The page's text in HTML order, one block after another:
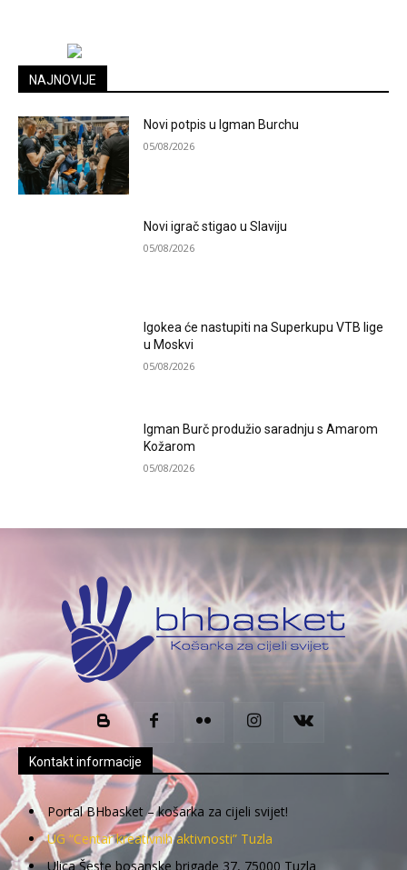
NAJNOVIJE
Novi potpis u Igman Burchu
05/08/2026
Novi igrač stigao u Slaviju
05/08/2026
Igokea će nastupiti na Superkupu VTB lige
u Moskvi
05/08/2026
Igman Burč produžio saradnju s Amarom
Kožarom
05/08/2026
Kontakt informacije
Portal BHbasket – košarka za cijeli svijet!
UG “Centar kreativnih aktivnosti” Tuzla
Ulica Šeste bosanske brigade 37, 75000 Tuzla